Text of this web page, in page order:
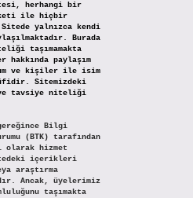
herhangi bir
ile hiçbir
Sitede yalnızca kendi
Burada
taşımamakta
paylaşım
ve kişiler ile isim
Sitemizdeki
tavsiye niteliği
Bilgi
(BTK) tarafından
olarak hizmet
içerikleri
araştırma
Ancak, üyelerimiz
taşımakta